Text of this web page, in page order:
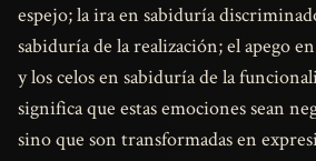
espejo; la ira en sabiduría
sabiduría de la realización; el apego
y los celos en sabiduría de la
significa que estas emociones sean
sino que son transformadas en